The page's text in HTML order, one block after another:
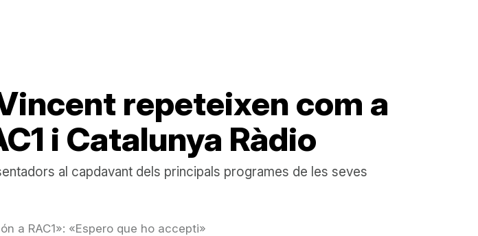
repeteixen com a
i Catalunya Ràdio
al capdavant dels principals programes de les seves
a RAC1»: «Espero que ho accepti»